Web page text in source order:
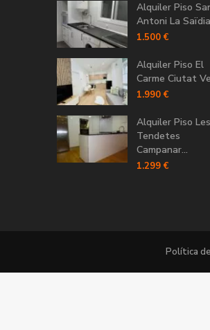
Alquiler Piso
Antoni La
1.500 €
Alquiler Piso El
Carme Ciutat
1.990 €
Alquiler Piso Les
Tendetes
Campanar...
1.299 €
Política